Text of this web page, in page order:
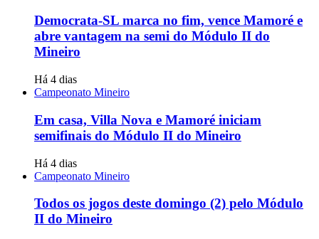
Democrata-SL marca no fim, vence Mamoré e
abre vantagem na semi do Módulo II do
Mineiro
Há 4 dias
Campeonato Mineiro
Em casa, Villa Nova e Mamoré iniciam
semifinais do Módulo II do Mineiro
Há 4 dias
Campeonato Mineiro
Todos os jogos deste domingo (2) pelo Módulo
II do Mineiro